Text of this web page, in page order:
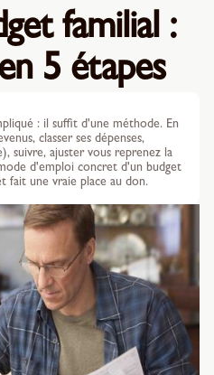
familial :
5 étapes
: il suffit d'une méthode. En
classer ses dépenses,
suivre, ajuster vous reprenez la
d'emploi concret d'un budget
fait une vraie place au don.